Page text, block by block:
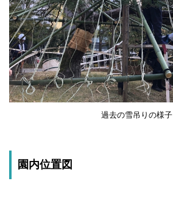
過去の雪吊りの様子
園内位置図